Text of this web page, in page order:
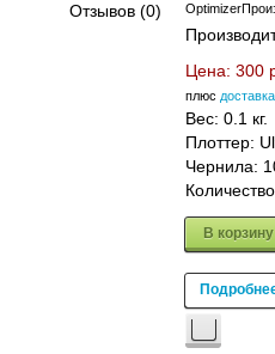
Отзывов (0)
Цена: 300
плюс доставка
Вес: 0.1 кг.
Плоттер:
Чернила:
В корзину